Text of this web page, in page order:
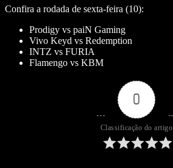
Confira a rodada de sexta-feira (10):
Prodigy vs paiN Gaming
Vivo Keyd vs Redemption
INTZ vs FURIA
Flamengo vs KBM
0
Classificação do artigo